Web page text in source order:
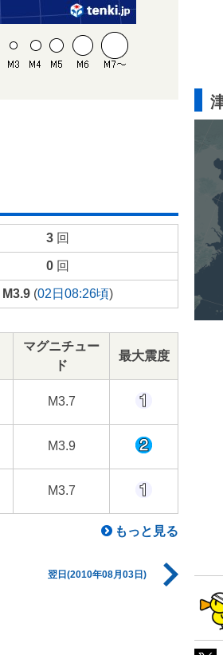
3回
0回
M3.9(02日08:26頃)
マグニチュー
ド
最大震度
M3.7
M3.9
M3.7
もっと見る
翌日(2010年08月03日)